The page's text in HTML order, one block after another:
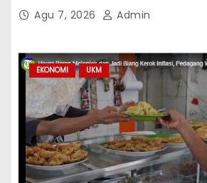
Agu 7, 2026 Admin
EKONOMI UKM